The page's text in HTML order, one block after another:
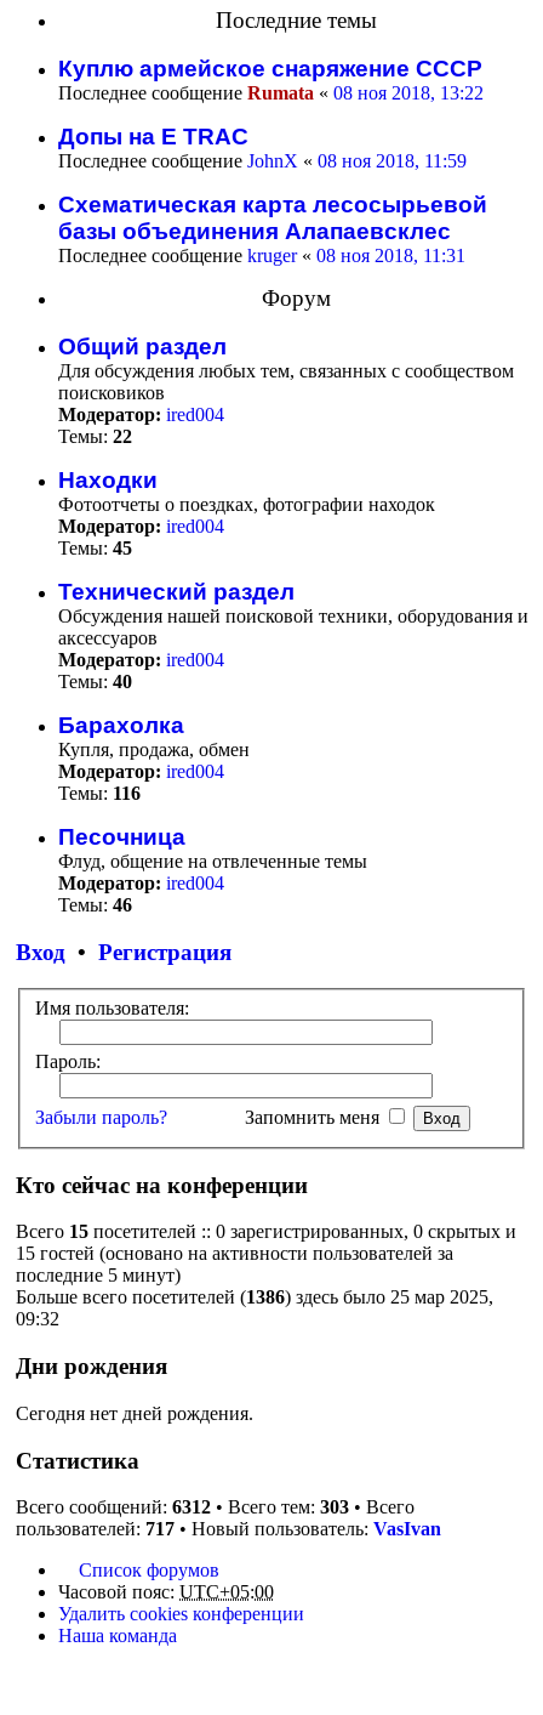
Последние темы
Куплю армейское снаряжение СССР
Последнее сообщение Rumata « 08 ноя 2018, 13:22
Допы на E TRAC
Последнее сообщение JohnX « 08 ноя 2018, 11:59
Схематическая карта лесосырьевой
базы объединения Алапаевсклес
Последнее сообщение kruger« 08 ноя 2018, 11:31
Форум
Общий раздел
Для обсуждения любых тем, связанных с сообществом
поисковиков
Модератор: ired004
Темы: 22
Находки
Фотоотчеты о поездках, фотографии находок
Модератор: ired004
Темы: 45
Технический раздел
Обсуждения нашей поисковой техники, оборудования и
аксессуаров
Модератор: ired004
Темы: 40
Барахолка
Купля, продажа, обмен
Модератор: ired004
Темы: 116
Песочница
Флуд, общение на отвлеченные темы
Модератор: ired004
Темы: 46
Вход • Регистрация
Имя пользователя:
Пароль:
Забыли пароль? Запомнить меня
Кто сейчас на конференции
Всего 15 посетителей :: 0 зарегистрированных, 0 скрытых и
15 гостей (основано на активности пользователей за
последние 5 минут)
Больше всего посетителей (1386) здесь было 25 мар 2025,
09:32
Дни рождения
Сегодня нет дней рождения.
Статистика
Всего сообщений: 6312 • Всего тем: 303 • Всего
пользователей: 717 • Новый пользователь: VasIvan
Список форумов
Часовой пояс: UTC+05:00
Удалить cookies конференции
Наша команда